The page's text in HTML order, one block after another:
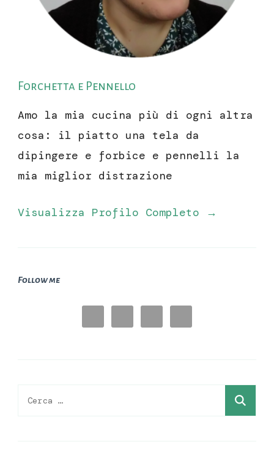
Forchetta e Pennello
Amo la mia cucina più di ogni altra
cosa: il piatto una tela da
dipingere e forbice e pennelli la
mia miglior distrazione
Visualizza Profilo Completo →
Follow me
Ricerca